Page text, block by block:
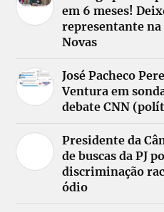
em 6 meses!
representante na
Novas
José Pacheco
Ventura em
debate CNN
Presidente da
de buscas da PJ
discriminação
ódio